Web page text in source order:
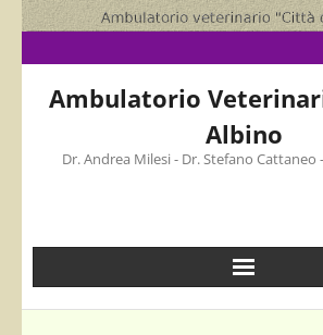
Skip
to
Ambulatorio
Albino
Dr. Andrea Milesi - Dr. Stefano Cattaneo